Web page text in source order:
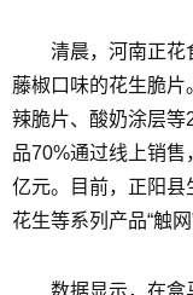
清晨，河南正花
藤椒口味的花生脆片
辣脆片、酸奶涂层等
品70%通过线上销
亿元。目前，正阳
花生等系列产品“触网
数据显示，在盒